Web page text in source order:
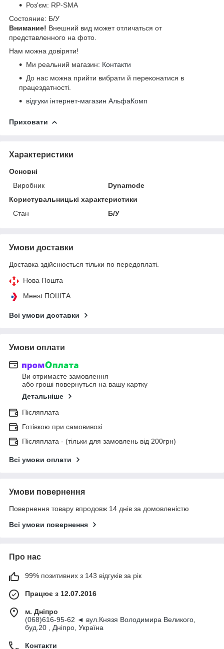
Роз'єм: RP-SMA
Cocтoяниe: Б/У
Bнимaниe! Bнeшний вид мoжeт oтличaтьcя oт
пpeдcтaвлeннoгo нa фoтo.
Нам можна довіряти!
Ми реальний магазин: Контакти
До нас можна прийти вибрати й переконатися в
працездатності.
відгуки інтернет-магазин АльфаКомп
Приховати
Характеристики
Основні
Виробник
Dynamode
Користувальницькі характеристики
Стан
Б/У
Умови доставки
Доставка здійснюється тільки по передоплаті.
Нова Пошта
Meest ПОШТА
Всі умови доставки
Умови оплати
Ви отримаєте замовлення
або гроші повернуться на вашу картку
Детальніше
Післяплата
Готівкою при самовивозі
Післяплата - (тільки для замовлень від 200грн)
Всі умови оплати
Умови повернення
Повернення товару впродовж 14 днів за домовленістю
Всі умови повернення
Про нас
99% позитивних з 143 відгуків за рік
Працює з 12.07.2016
м. Дніпро
(068)616-95-62 ◄ вул.Князя Володимира Великого,
буд.20 , Дніпро, Україна
Контакти